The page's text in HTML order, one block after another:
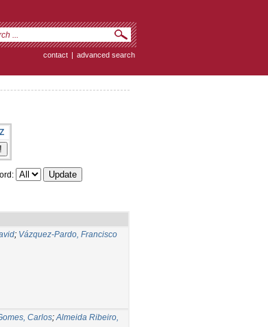
contact | advanced search
Z
; Vázquez-Pardo, Francisco
Carlos;Almeida Ribeiro,